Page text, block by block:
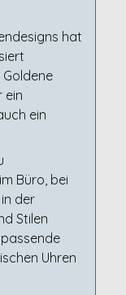
hat
ein
ein
Büro, bei
der
Stilen
Uhren